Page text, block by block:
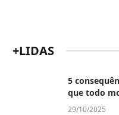
+LIDAS
5
que todo
29/10/2025